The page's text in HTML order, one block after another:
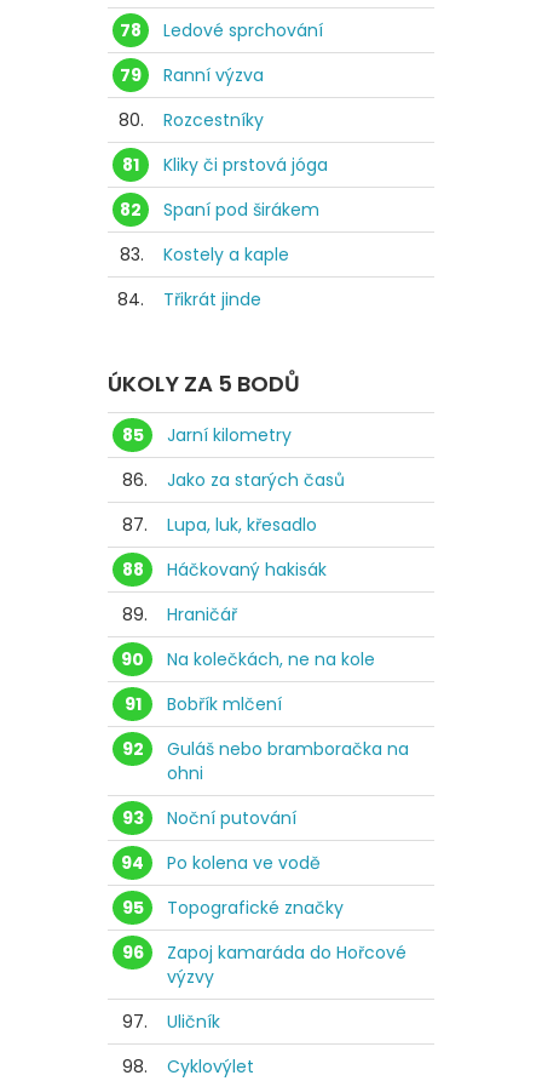
78
Ledové sprchování
79
Ranní výzva
80.
Rozcestníky
81
Kliky či prstová jóga
82
Spaní pod širákem
83.
Kostely a kaple
84.
Třikrát jinde
ÚKOLY ZA 5 BODŮ
85
Jarní kilometry
86.
Jako za starých časů
87.
Lupa, luk, křesadlo
88
Háčkovaný hakisák
89.
Hraničář
90
Na kolečkách, ne na kole
91
Bobřík mlčení
92
Guláš nebo bramboračka na
ohni
93
Noční putování
94
Po kolena ve vodě
95
Topografické značky
96
Zapoj kamaráda do Hořcové
výzvy
97.
Uličník
98.
Cyklovýlet